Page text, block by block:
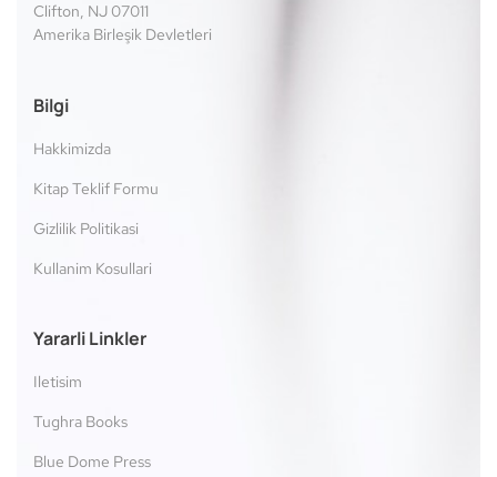
Clifton, NJ 07011
Amerika Birleşik Devletleri
Bilgi
Hakkimizda
Kitap Teklif Formu
Gizlilik Politikasi
Kullanim Kosullari
Yararli Linkler
Iletisim
Tughra Books
Blue Dome Press